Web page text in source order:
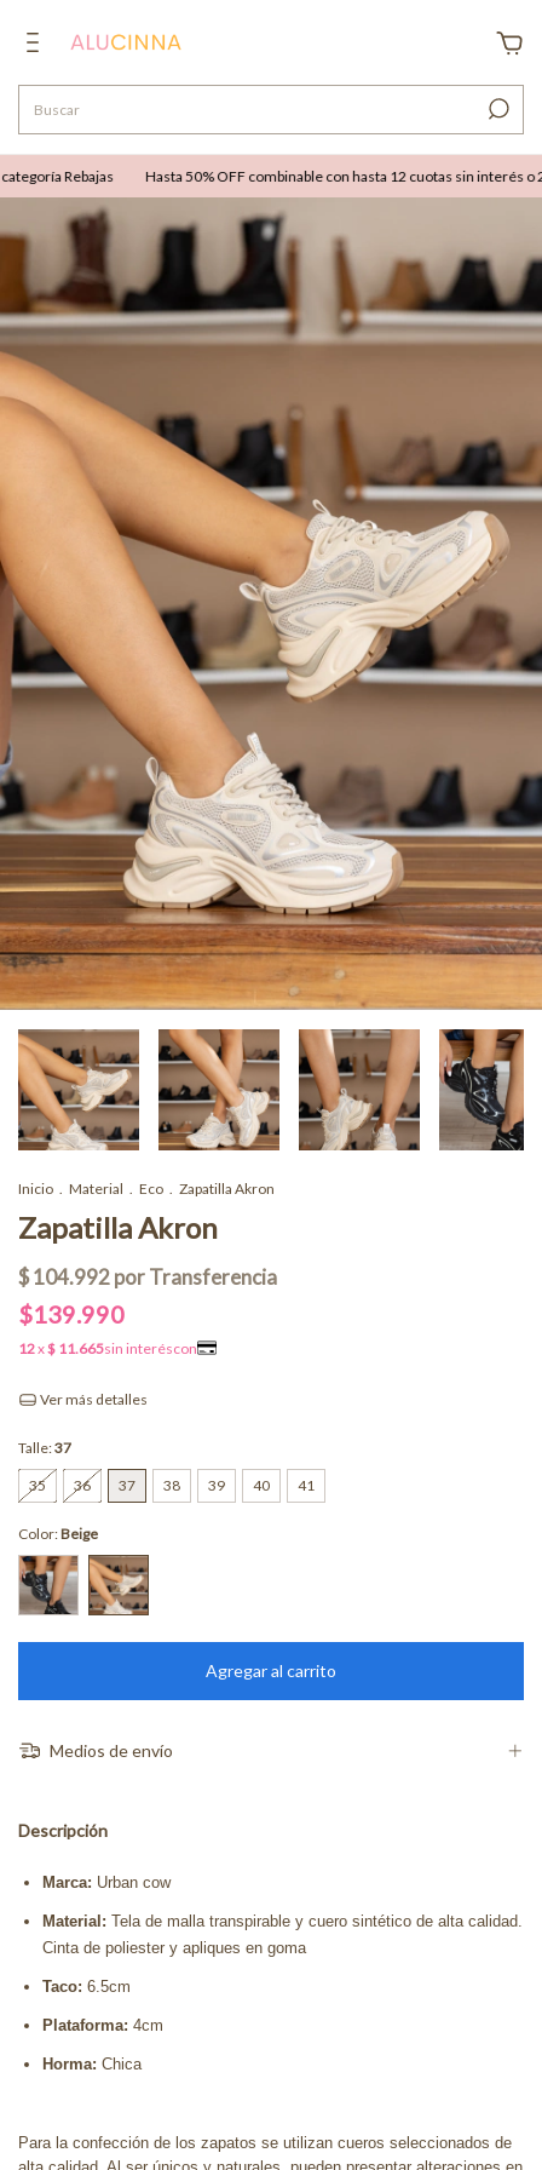
Rebajas Hasta 50% OFF combinable con hasta 12 cuotas sin interés o
Inicio . Material . Eco . Zapatilla Akron
Zapatilla Akron
$139.990
Ver más detalles
Talle:37
35 36 37 38 39 40 41
Color:Beige
Medios de envío
Descripción
Marca: Urban cow
Material: Tela de malla transpirable y cuero sintético de alta calidad.
Cinta de poliester y apliques en goma
Taco: 6.5cm
Plataforma: 4cm
Horma: Chica
Para la confección de los zapatos se utilizan cueros seleccionados de